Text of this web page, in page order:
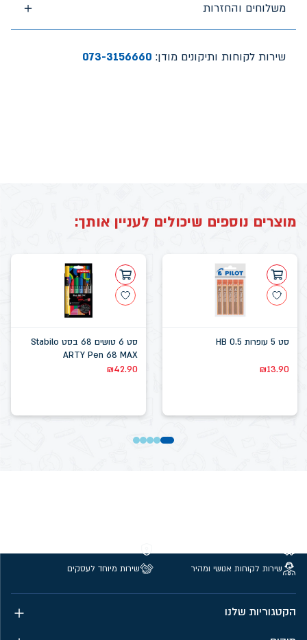
משלוחים והחזרות
שירות לקוחות ותיקונים מודן: 073-3156660
מוצרים נוספים שיכולים לעניין אותך:
סט 5 עופרות 0.5 HB
₪13.90
סט 6 טושים 68 בסט Stabilo
ARTY Pen 68 MAX
₪42.90
שירות לקוחות אנושי ומהיר
שירות מיוחד לעסקים
הקטגוריות שלנו